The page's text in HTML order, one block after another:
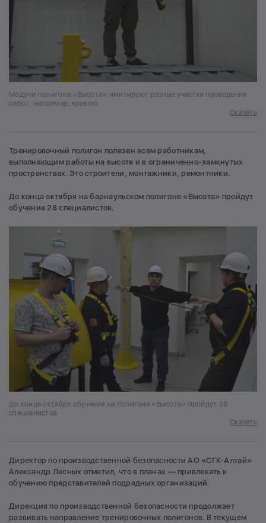
Модули полигона «Высота» имитируют разные участки проведения
работ, например, кровлю
Скачать
Тренировочный полигон полезен всем работникам,
выполняющим работы на высоте и в ограниченно-замкнутых
пространствах. Это строители, монтажники, ремонтники.
До конца октября на барнаульском полигоне «Высота» пройдут
обучение 28 специалистов.
До конца октября обучение на полигоне «Высота» пройдут 28
специалистов
Скачать
Директор по производственной безопасности АО «СГК-Алтай»
Александр Лесных отметил, что в планах — привлекать к
обучению представителей подрядных организаций.
Дирекция по производственной безопасности продолжает
развивать направление тренировочных полигонов. В текущем